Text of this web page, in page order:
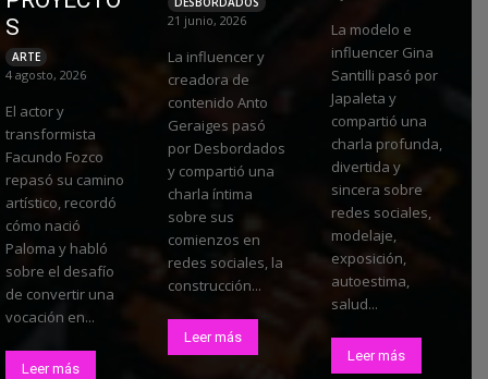
S
ARTE
4 agosto, 2026
El actor y
transformista
Facundo Fozco
repasó su camino
artístico, recordó
cómo nació
Paloma y habló
sobre el desafío
de convertir una
vocación en...
Leer más
21 junio, 2026
La influencer y
creadora de
contenido Anto
Geraiges pasó
por Desbordados
y compartió una
charla íntima
sobre sus
comienzos en
redes sociales, la
construcción...
Leer más
La modelo e
influencer Gina
Santilli pasó por
Japaleta y
compartió una
charla profunda,
divertida y
sincera sobre
redes sociales,
modelaje,
exposición,
autoestima,
salud...
Leer más